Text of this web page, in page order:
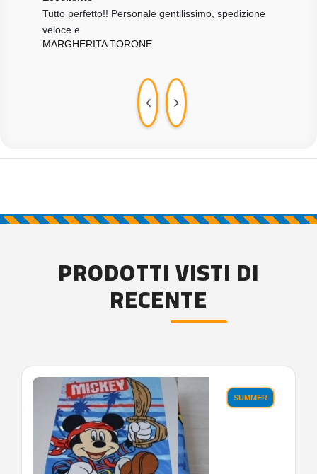
Tutto perfetto!! Personale gentilissimo, spedizione
veloce e
MARGHERITA TORONE
tutto come da descrizione, venditore affidabilissimo
DDC
PRODOTTI VISTI DI
RECENTE
'.'
SUMMER